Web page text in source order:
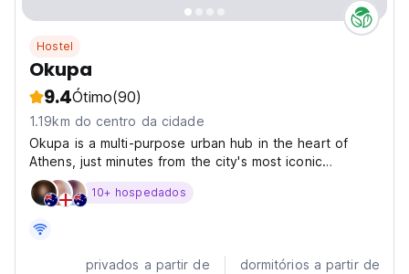
Hostel
Okupa
9.4Ótimo(90)
1.19km do centro da cidade
Okupa is a multi-purpose urban hub in the heart of
Athens, just minutes from the city's most iconic
landmarks and vibrant neighbourhoods. Bringing
together hospitality, culture and community under one
10+ hospedados
privados a partir de dormitórios a partir de